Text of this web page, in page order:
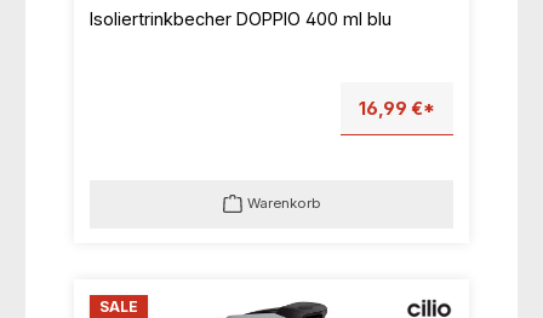
Isoliertrinkbecher DOPPIO 400 ml blu
16,99 €*
Warenkorb
SALE